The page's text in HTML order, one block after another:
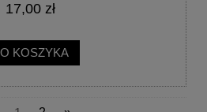
17,00 zł
KOSZYKA